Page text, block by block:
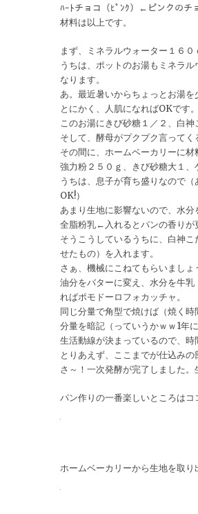
ﾊｰﾄチョコ（ﾋﾟﾝｸ）←ピンクのチ
材料は以上です。
まず、ミネラルウォーター１６０
うちは、ポットのお湯もミネラ
なります。
あ。最近暑いからちょっとお湯を
とにかく、人肌になればOKです。
このお湯にきび砂糖１／２、白
そして、酵母がプクプク言ってく
その間に、ホームベーカリーに材
強力粉２５０ｇ、きび砂糖大１、
うちは、息子が育ち盛りなので
OK!）
あまり生地に影響ないので、水分
全脂粉乳←入れるとパンの香りが
そうこうしているうちに、白神
せたもの）を入れます。
さぁ、機械にこねてもらいましょ
油分をバターに変え、水分を牛
ればポモドーロフォカッチャ。
同じ分量で角型で焼けば（焼く時
分量を暗記（っていうかｗｗ1年
生活動線が決まっているので、時
とりあえず、ここまでが仕込みの
さ～！一次発酵が完了しました
パン作りの一番楽しいところは
ホームベーカリーから生地を取